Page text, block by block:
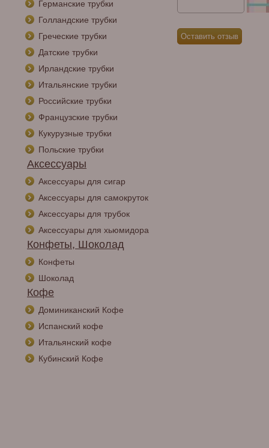
Германские трубки
Голландские трубки
Греческие трубки
Датские трубки
Ирландские трубки
Итальянские трубки
Российские трубки
Французские трубки
Кукурузные трубки
Польские трубки
Аксессуары
Аксессуары для сигар
Аксессуары для самокруток
Аксессуары для трубок
Аксессуары для хьюмидора
Конфеты, Шоколад
Конфеты
Шоколад
Кофе
Доминиканский Кофе
Испанский кофе
Итальянский кофе
Кубинский Кофе